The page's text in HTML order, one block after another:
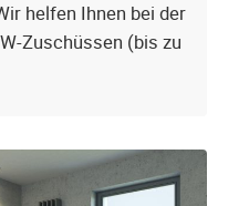
helfen Ihnen bei der
Zuschüssen (bis zu